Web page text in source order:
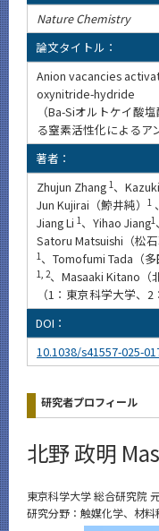
Nature Chemistry
論文タイトル：
Anion vacancies
oxynitride-hydride
（Ba-Siオルトケイ酸
る窒素活性化によるア
著者：
Zhujun Zhang 1、
Jun Kujirai（鯨井純）
1
Jiang Li 1、Yihao Jiang1
Satoru Matsuishi（松石
1、Tomofumi Tada（多
1, 2、Masaaki Kitano（
（1：東京科学大学、
DOI：
10.1038/s41557-025-
研究者プロフィール
北野 政明
東京科学大学 総合研究院
研究分野：触媒化学、材料